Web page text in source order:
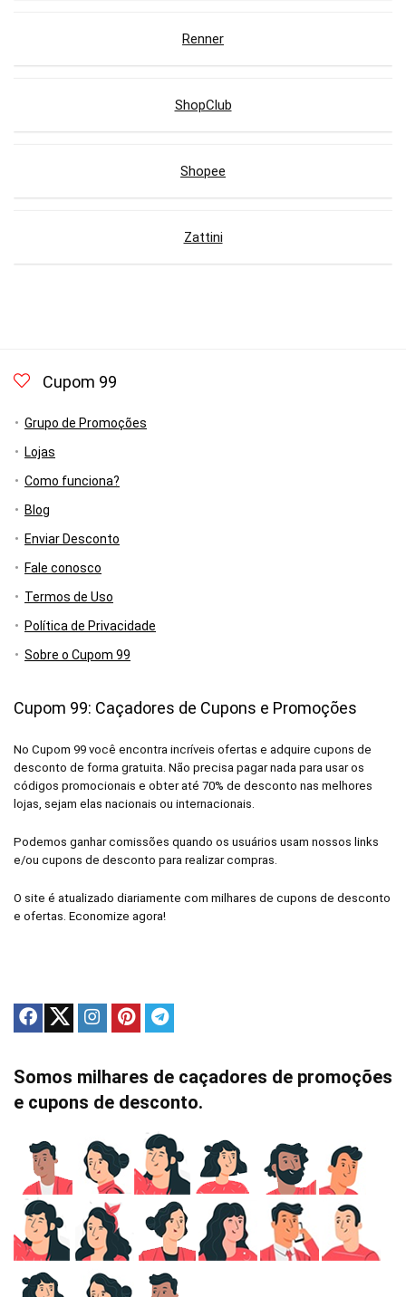
Renner
ShopClub
Shopee
Zattini
Cupom 99
Grupo de Promoções
Lojas
Como funciona?
Blog
Enviar Desconto
Fale conosco
Termos de Uso
Política de Privacidade
Sobre o Cupom 99
Cupom 99: Caçadores de Cupons e Promoções
No Cupom 99 você encontra incríveis ofertas e adquire cupons de
desconto de forma gratuita. Não precisa pagar nada para usar os
códigos promocionais e obter até 70% de desconto nas melhores
lojas, sejam elas nacionais ou internacionais.
Podemos ganhar comissões quando os usuários usam nossos links
e/ou cupons de desconto para realizar compras.
O site é atualizado diariamente com milhares de cupons de desconto
e ofertas. Economize agora!
Somos milhares de caçadores de promoções
e cupons de desconto.